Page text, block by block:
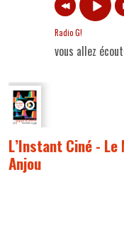
Radio G!
vous allez
L’Instant Ciné -
Anjou